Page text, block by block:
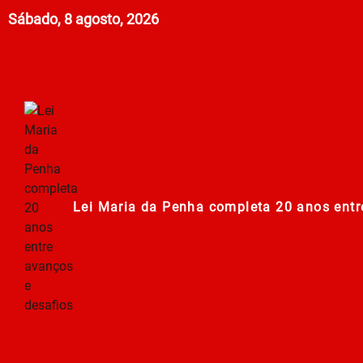
Sábado, 8 agosto, 2026
Lei Maria da Penha completa 20 anos
278ª Romaria do Muquém começa com
Centro Municipal de Apoio aos Romeiros
Polícia Militar de Goiás comemora 168